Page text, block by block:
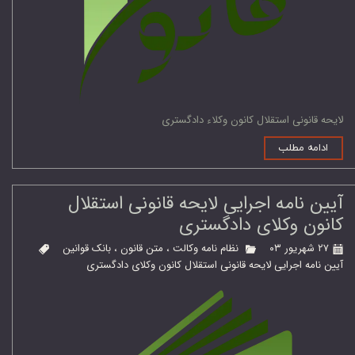
لایحه قانونی استقلال کانون وکلاء دادگستری
ادامه مطلب
آیین نامه اجرایی لایحه قانونی استقلال
کانون وکلای دادگستری
۲۷ شهریور ۰۳ نظام نامه وکالت ، متن قانون ، بانک قوانین
آیین نامه اجرایی لایحه قانونی استقلال کانون وکلای دادگستری